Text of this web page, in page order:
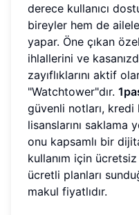
derece kullanıcı
bireyler hem de
yapar. Öne çıkan
ihlallerini ve
zayıflıklarını aktif
"Watchtower"dır.
güvenli notları, kredi
lisanslarını saklama
onu kapsamlı bir
kullanım için
ücretli planları
makul fiyatlıdır.